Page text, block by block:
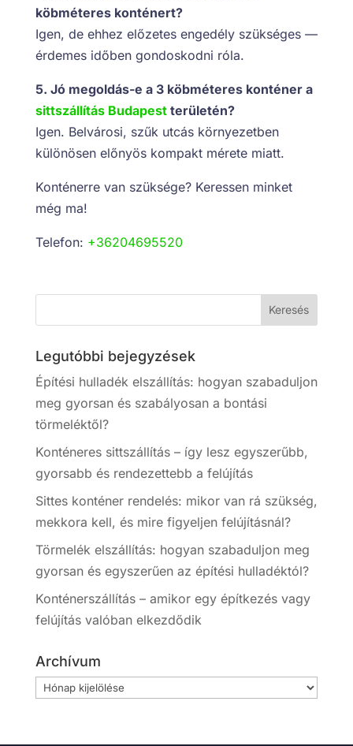
köbméteres konténert?
Igen, de ehhez előzetes engedély szükséges —
érdemes időben gondoskodni róla.
5. Jó megoldás-e a 3 köbméteres konténer a
sittszállítás Budapestterületén?
Igen. Belvárosi, szűk utcás környezetben
különösen előnyös kompakt mérete miatt.
Konténerre van szüksége? Keressen minket
még ma!
Telefon: +36204695520
Legutóbbi bejegyzések
Építési hulladék elszállítás: hogyan szabaduljon
meg gyorsan és szabályosan a bontási
törmeléktől?
Konténeres sittszállítás – így lesz egyszerűbb,
gyorsabb és rendezettebb a felújítás
Sittes konténer rendelés: mikor van rá szükség,
mekkora kell, és mire figyeljen felújításnál?
Törmelék elszállítás: hogyan szabaduljon meg
gyorsan és egyszerűen az építési hulladéktól?
Konténerszállítás – amikor egy építkezés vagy
felújítás valóban elkezdődik
Archívum
Archívum